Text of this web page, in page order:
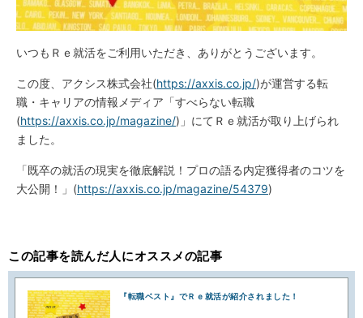
いつもＲｅ就活をご利用いただき、ありがとうございます。
この度、アクシス株式会社(https://axxis.co.jp/)が運営する転
職・キャリアの情報メディア「すべらない転職
(https://axxis.co.jp/magazine/)」にてＲｅ就活が取り上げられ
ました。
「既卒の就活の現実を徹底解説！プロの語る内定獲得者のコツを
大公開！」(https://axxis.co.jp/magazine/54379)
この記事を読んだ人にオススメの記事
『転職ベスト』でＲｅ就活が紹介されました！